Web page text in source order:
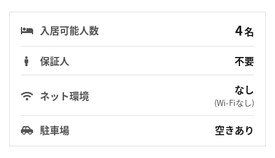
入居可能人数 4名
保証人
不要
ネット環境 なし
(Wi-Fiなし)
駐車場 空きあり